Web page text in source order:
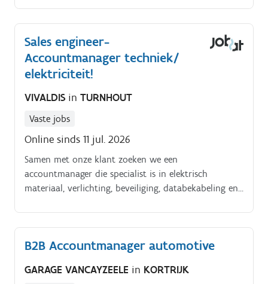
Sales engineer-
Accountmanager techniek/
elektriciteit!
VIVALDIS in TURNHOUT
Vaste jobs
Online sinds 11 jul. 2026
Samen met onze klant zoeken we een
accountmanager die specialist is in elektrisch
materiaal, verlichting, beveiliging, databekabeling en
B2B Accountmanager automotive
GARAGE VANCAYZEELE in KORTRIJK